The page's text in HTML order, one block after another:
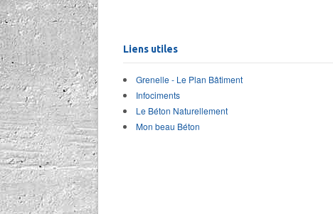
Liens utiles
Grenelle - Le Plan Bâtiment
Infociments
Le Béton Naturellement
Mon beau Béton